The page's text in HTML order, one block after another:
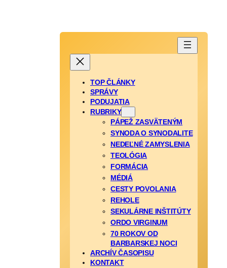
TOP ČLÁNKY
SPRÁVY
PODUJATIA
RUBRIKY
PÁPEŽ ZASVÄTENÝM
SYNODA O SYNODALITE
NEDEĽNÉ ZAMYSLENIA
TEOLÓGIA
FORMÁCIA
MÉDIÁ
CESTY POVOLANIA
REHOLE
SEKULÁRNE INŠTITÚTY
ORDO VIRGINUM
70 ROKOV OD
BARBARSKEJ NOCI
ARCHÍV ČASOPISU
KONTAKT